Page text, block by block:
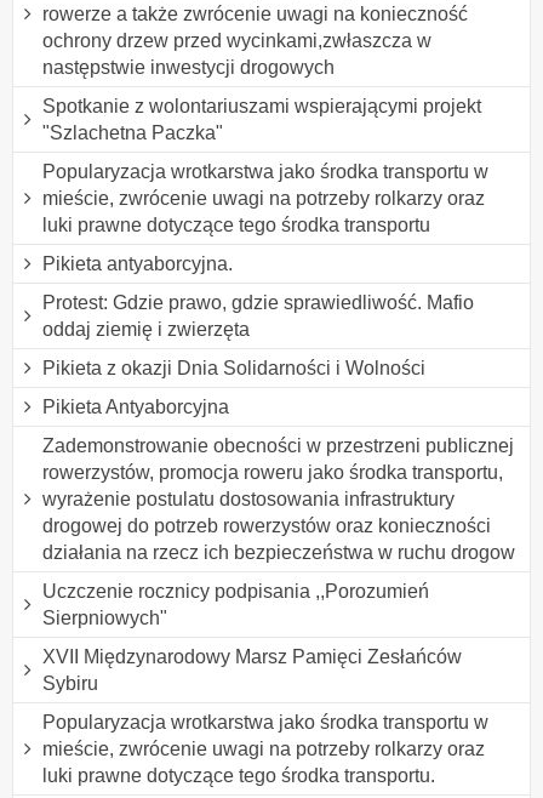
rowerze a także zwrócenie uwagi na konieczność
ochrony drzew przed wycinkami,zwłaszcza w
następstwie inwestycji drogowych
Spotkanie z wolontariuszami wspierającymi projekt
"Szlachetna Paczka"
Popularyzacja wrotkarstwa jako środka transportu w
mieście, zwrócenie uwagi na potrzeby rolkarzy oraz
luki prawne dotyczące tego środka transportu
Pikieta antyaborcyjna.
Protest: Gdzie prawo, gdzie sprawiedliwość. Mafio
oddaj ziemię i zwierzęta
Pikieta z okazji Dnia Solidarności i Wolności
Pikieta Antyaborcyjna
Zademonstrowanie obecności w przestrzeni publicznej
rowerzystów, promocja roweru jako środka transportu,
wyrażenie postulatu dostosowania infrastruktury
drogowej do potrzeb rowerzystów oraz konieczności
działania na rzecz ich bezpieczeństwa w ruchu drogow
Uczczenie rocznicy podpisania ,,Porozumień
Sierpniowych"
XVII Międzynarodowy Marsz Pamięci Zesłańców
Sybiru
Popularyzacja wrotkarstwa jako środka transportu w
mieście, zwrócenie uwagi na potrzeby rolkarzy oraz
luki prawne dotyczące tego środka transportu.